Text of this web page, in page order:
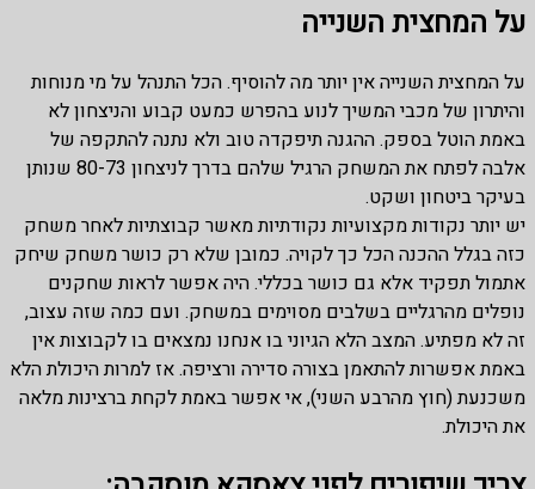
על המחצית השנייה
על המחצית השנייה אין יותר מה להוסיף. הכל התנהל על מי מנוחות
והיתרון של מכבי המשיך לנוע בהפרש כמעט קבוע והניצחון לא
באמת הוטל בספק. ההגנה תיפקדה טוב ולא נתנה להתקפה של
אלבה לפתח את המשחק הרגיל שלהם בדרך לניצחון 80-73 שנותן
בעיקר ביטחון ושקט.
יש יותר נקודות מקצועיות נקודתיות מאשר קבוצתיות לאחר משחק
כזה בגלל ההכנה הכל כך לקויה. כמובן שלא רק כושר משחק שיחק
אתמול תפקיד אלא גם כושר בכללי. היה אפשר לראות שחקנים
נופלים מהרגליים בשלבים מסוימים במשחק. ועם כמה שזה עצוב,
זה לא מפתיע. המצב הלא הגיוני בו אנחנו נמצאים בו לקבוצות אין
באמת אפשרות להתאמן בצורה סדירה ורציפה. אז למרות היכולת הלא
משכנעת (חוץ מהרבע השני), אי אפשר באמת לקחת ברצינות מלאה
את היכולת.